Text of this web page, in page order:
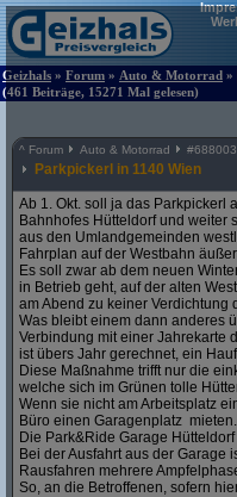
Geizhals » Forum » Auto & Motorrad »
(461 Beiträge, 15271 Mal gelesen)
^ Forum Auto & Motorrad #
Parkpickerl in 1140 Wien
Ab 1. Okt. soll ja das Parkpickerl
Bahnhofes Hütteldorf und weiter
aus den Umlandgemeinden
Fahrplan auf der Westbahn
Es soll zwar ab dem neuen
in Betrieb geht, auf der alten
am Abend zu keiner Verdichtung
Was bleibt einem dann anderes
Verbindung mit einer Jahrekarte
ist übers Jahr gerechnet, ein
Diese Maßnahme trifft nur die
welche sich im Grünen tolle
Wenn sie nicht am Arbeitsplatz
Büro einen Garagenplatz mieten.
Die Park&Ride Garage
Bei der Ausfahrt aus der Garage
Rausfahren mehrere
So, an die Betroffenen, sofern